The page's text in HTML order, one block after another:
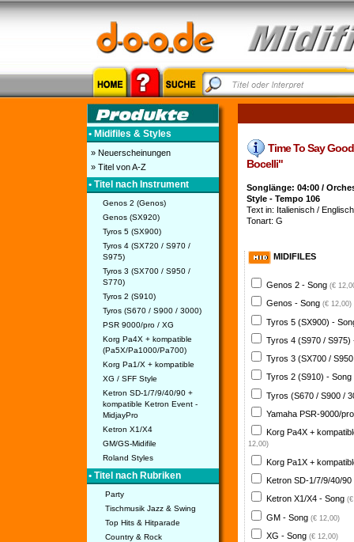
• Midifiles & Styles
» Neuerscheinungen
» Titel von A-Z
• Titel nach Instrument
Genos 2 (Genos)
Genos (SX920)
Tyros 5 (SX900)
Tyros 4 (SX720 / S970 /
S975)
Tyros 3 (SX700 / S950 /
S770)
Tyros 2 (S910)
Tyros (S670 / S900 / 3000)
PSR 9000/pro / XG
Korg Pa4X + kompatible
(Pa5X/Pa1000/Pa700)
Korg Pa1/X + kompatible
XG / SFF Style
Ketron SD-1/7/9/40/90 +
kompatible Ketron Event -
MidjayPro
Ketron X1/X4
GM/GS-Midifile
Roland Styles
• Titel nach Rubriken
Party
Tischmusik Jazz & Swing
Top Hits & Hitparade
Country & Rock
Time To Say
Bocelli"
Songlänge: 04:00 /
Style - Tempo 106
Text in: Italienisch /
Tonart: G
MIDIFILES
Genos 2 - Song (€
Genos - Song (€ 12,00)
Tyros 5 (SX900) -
Tyros 4 (S970 /
Tyros 3 (SX700 /
Tyros 2 (S910) - Song
Tyros (S670 / S900 /
Yamaha PSR-9000/
Korg Pa4X +
12,00)
Korg Pa1X +
Ketron SD-1/7/9/40/
Ketron X1/X4 - Song
GM - Song (€ 12,00)
XG - Song (€ 12,00)